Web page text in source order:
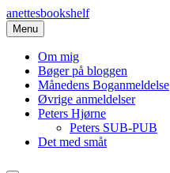
Skip
to
content
anettesbookshelf
Menu
Om mig
Bøger på bloggen
Månedens Boganmeldelse
Øvrige anmeldelser
Peters Hjørne
Peters SUB-PUB
Det med småt